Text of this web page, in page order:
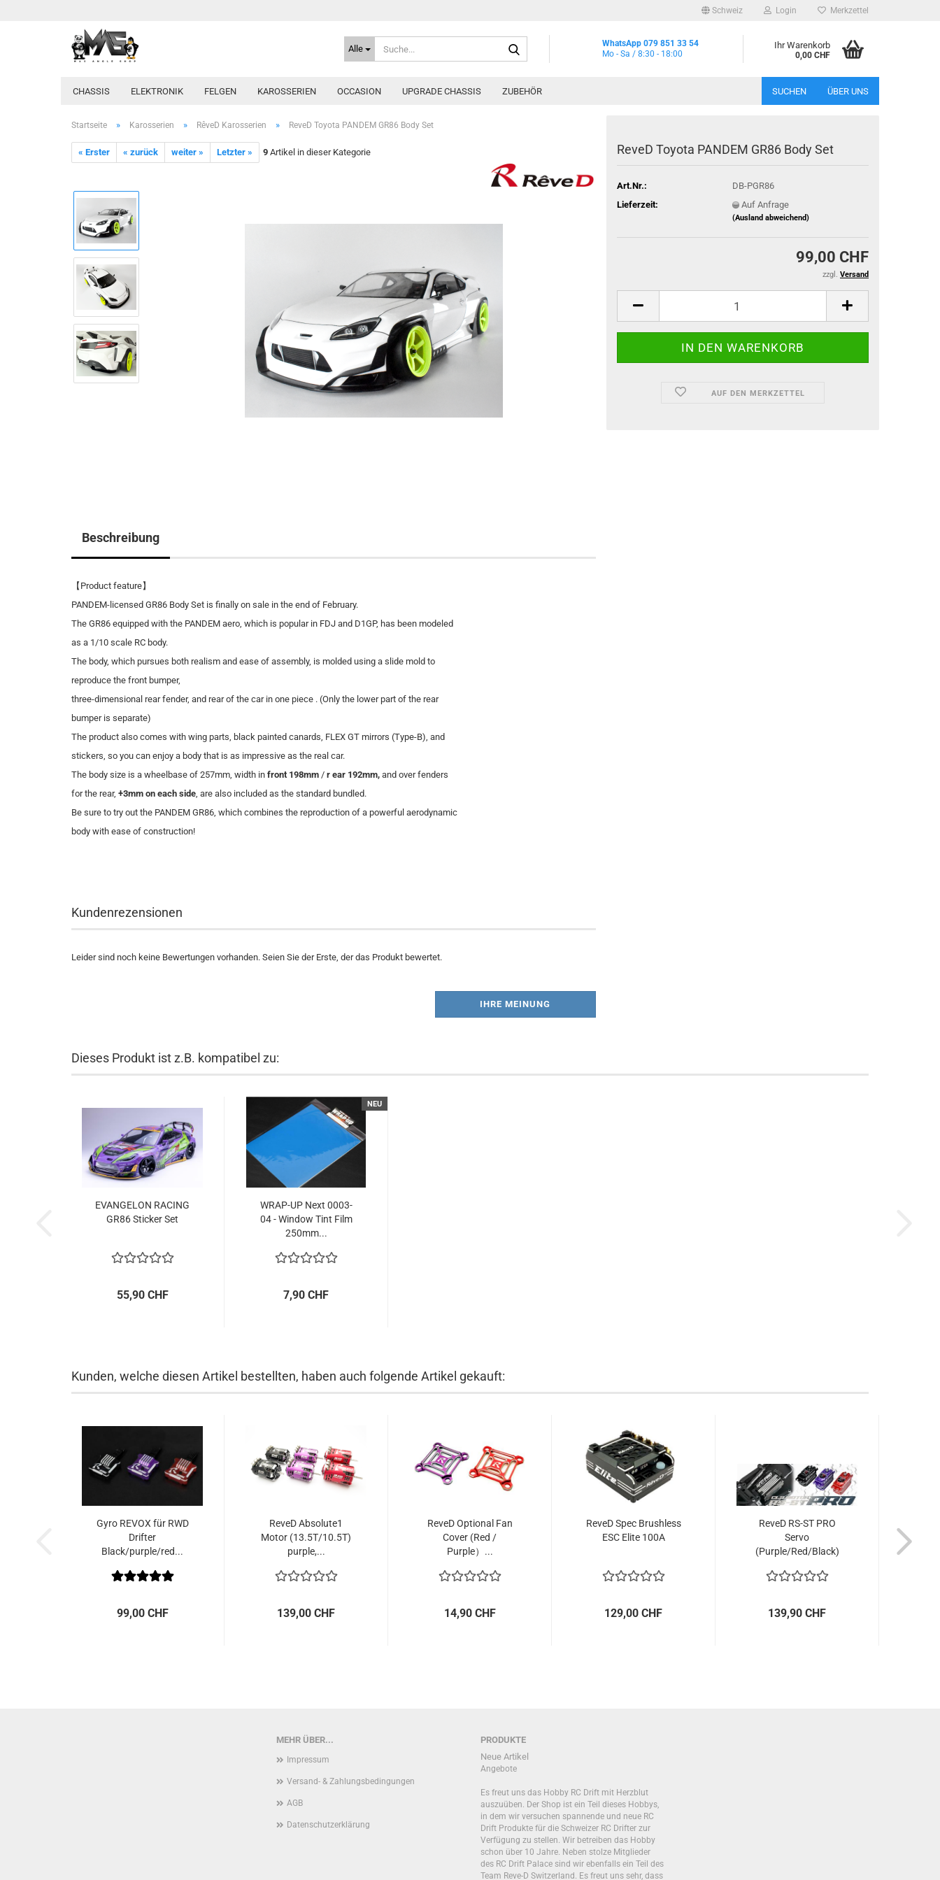
Schweiz Login Merkzettel
Alle
WhatsApp 079 851 33 54
Mo - Sa / 8:30 - 18:00
Ihr Warenkorb
0,00 CHF
CHASSIS ELEKTRONIK FELGEN KAROSSERIEN OCCASION UPGRADE CHASSIS ZUBEHÖR SUCHEN ÜBER UNS
Startseite » Karosserien » RêveD Karosserien » ReveD Toyota PANDEM GR86 Body Set
« Erster « zurück weiter » Letzter » 9 Artikel in dieser Kategorie ReveD Toyota PANDEM GR86 Body Set
Art.Nr.:
DB-PGR86
Lieferzeit:
Auf Anfrage
(Ausland abweichend)
99,00 CHF
zzgl. Versand
AUF DEN MERKZETTEL
Beschreibung
【Product feature】
PANDEM-licensed GR86 Body Set is finally on sale in the end of February.
The GR86 equipped with the PANDEM aero, which is popular in FDJ and D1GP, has been modeled
as a 1/10 scale RC body.
The body, which pursues both realism and ease of assembly, is molded using a slide mold to
reproduce the front bumper,
three-dimensional rear fender, and rear of the car in one piece . (Only the lower part of the rear
bumper is separate)
The product also comes with wing parts, black painted canards, FLEX GT mirrors (Type-B), and
stickers, so you can enjoy a body that is as impressive as the real car.
The body size is a wheelbase of 257mm, width in front 198mm / r ear 192mm, and over fenders
for the rear, +3mm on each side, are also included as the standard bundled.
Be sure to try out the PANDEM GR86, which combines the reproduction of a powerful aerodynamic
body with ease of construction!
Kundenrezensionen
Leider sind noch keine Bewertungen vorhanden. Seien Sie der Erste, der das Produkt bewertet.
IHRE MEINUNG
Dieses Produkt ist z.B. kompatibel zu:
EVANGELON RACING
GR86 Sticker Set
55,90 CHF
NEU
WRAP-UP Next 0003-
04 - Window Tint Film
250mm...
7,90 CHF
Kunden, welche diesen Artikel bestellten, haben auch folgende Artikel gekauft:
Gyro REVOX für RWD
Drifter
Black/purple/red...
99,00 CHF
ReveD Absolute1
Motor (13.5T/10.5T)
purple,...
139,00 CHF
ReveD Optional Fan
Cover (Red /
Purple）...
14,90 CHF
ReveD Spec Brushless
ESC Elite 100A
129,00 CHF
ReveD RS-ST PRO
Servo
(Purple/Red/Black)
139,90 CHF
MEHR ÜBER...
Impressum
Versand- & Zahlungsbedingungen
AGB
Datenschutzerklärung
PRODUKTE
Neue Artikel
Angebote
Es freut uns das Hobby RC Drift mit Herzblut
auszuüben. Der Shop ist ein Teil dieses Hobbys,
in dem wir versuchen spannende und neue RC
Drift Produkte für die Schweizer RC Drifter zur
Verfügung zu stellen. Wir betreiben das Hobby
schon über 10 Jahre. Neben stolze Mitglieder
des RC Drift Palace sind wir ebenfalls ein Teil des
Team Reve-D Switzerland. Es freut uns sehr, dass